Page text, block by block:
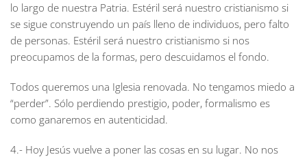
lo largo de nuestra Patria. Estéril será nuestro cristianismo si
se sigue construyendo un país lleno de individuos, pero falto
de personas. Estéril será nuestro cristianismo si nos
preocupamos de la formas, pero descuidamos el fondo.
Todos queremos una Iglesia renovada. No tengamos miedo a
“perder”. Sólo perdiendo prestigio, poder, formalismo es
como ganaremos en autenticidad.
4.- Hoy Jesús vuelve a poner las cosas en su lugar. No nos